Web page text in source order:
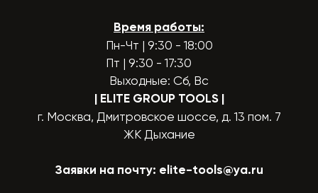
Время работы:
Пн-Чт | 9:30 - 18:00
Пт | 9:30 - 17:30
Выходные: Сб, Вс
| ELITE GROUP TOOLS |
г. Москва, Дмитровское шоссе, д. 13 пом. 7
ЖК Дыхание
Заявки на почту: elite-tools@ya.ru